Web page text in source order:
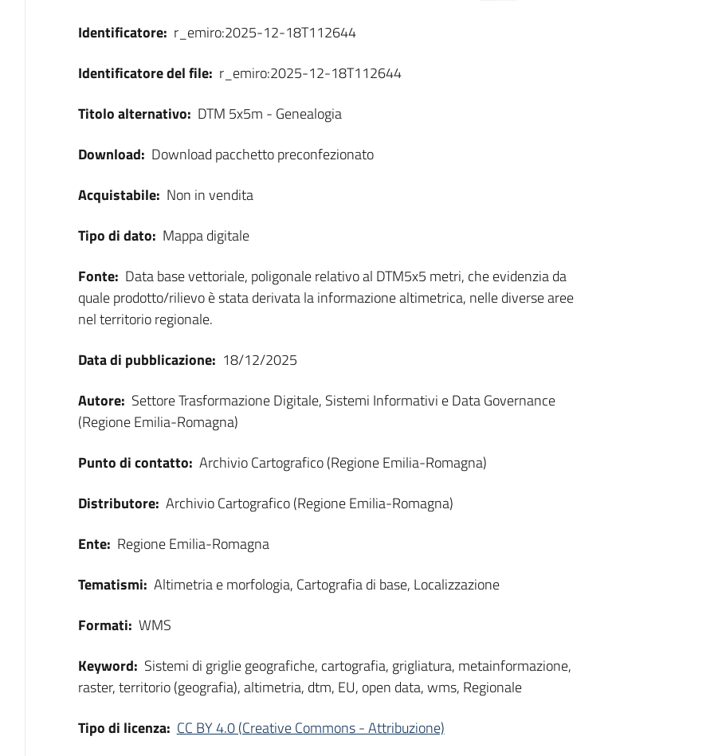
Identificatore: r_emiro:2025-12-18T112644
Identificatore del file: r_emiro:2025-12-18T112644
Titolo alternativo: DTM 5x5m - Genealogia
Download: Download pacchetto preconfezionato
Acquistabile: Non in vendita
Tipo di dato: Mappa digitale
Fonte: Data base vettoriale, poligonale relativo al DTM5x5 metri, che evidenzia da
quale prodotto/rilievo è stata derivata la informazione altimetrica, nelle diverse aree
nel territorio regionale.
Data di pubblicazione: 18/12/2025
Autore: Settore Trasformazione Digitale, Sistemi Informativi e Data Governance
(Regione Emilia-Romagna)
Punto di contatto: Archivio Cartografico (Regione Emilia-Romagna)
Distributore: Archivio Cartografico (Regione Emilia-Romagna)
Ente: Regione Emilia-Romagna
Tematismi: Altimetria e morfologia, Cartografia di base, Localizzazione
Formati: WMS
Keyword: Sistemi di griglie geografiche, cartografia, grigliatura, metainformazione,
raster, territorio (geografia), altimetria, dtm, EU, open data, wms, Regionale
Tipo di licenza: CC BY 4.0 (Creative Commons - Attribuzione)